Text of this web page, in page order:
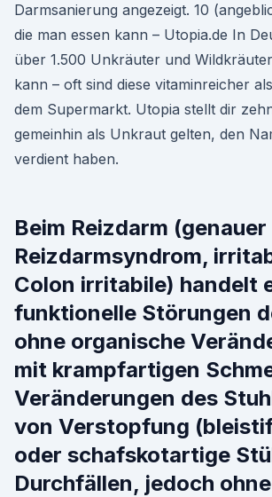
Darmsanierung angezeigt. 10
die man essen kann – Utopia.de In
über 1.500 Unkräuter und
kann – oft sind diese vitaminreicher
dem Supermarkt. Utopia stellt dir
gemeinhin als Unkraut gelten, den
verdient haben.
Beim Reizdarm (genauer
Reizdarmsyndrom,
Colon irritabile) handelt
funktionelle Störungen
ohne organische
mit krampfartigen
Veränderungen des
von Verstopfung
oder schafskotartige
Durchfällen, jedoch